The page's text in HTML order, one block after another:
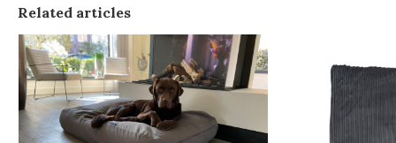
Related articles